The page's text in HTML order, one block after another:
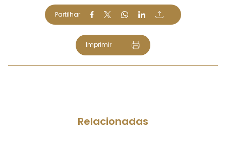
Partilhar
Imprimir
Relacionadas